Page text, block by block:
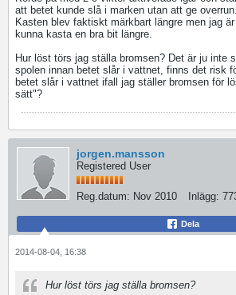
att betet kunde slå i marken utan att ge overrun.
Kasten blev faktiskt märkbart längre men jag är
kunna kasta en bra bit längre.
Hur löst törs jag ställa bromsen? Det är ju inte
spolen innan betet slår i vattnet, finns det risk
betet slår i vattnet ifall jag ställer bromsen för
sätt"?
jorgen.mansson
Registered User
Reg.datum: Nov 2010 Inlägg:
Dela
2014-08-04, 16:38
Hur löst törs jag ställa bromsen?